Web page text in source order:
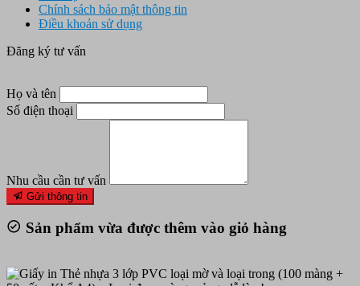
Chính sách bảo mật thông tin
Điều khoản sử dụng
Đăng ký tư vấn
Họ và tên
Số điện thoại
Nhu cầu cần tư vấn
Gửi thông tin
Sản phẩm vừa được thêm vào giỏ hàng